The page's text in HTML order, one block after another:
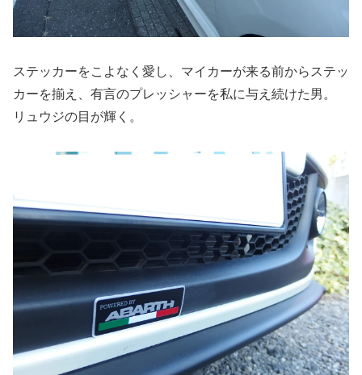
ステッカーをこよなく愛し、マイカーが来る前からステッ
カーを揃え、有言のプレッシャーを私に与え続けた男。
リュウジの目が輝く。